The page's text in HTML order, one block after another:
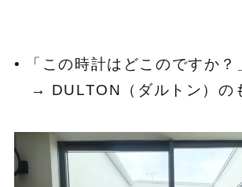
• 「この時計はどこのですか？
→ DULTON（ダルトン）の